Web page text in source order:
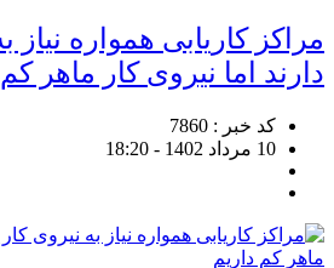
مراکز کاریابی همواره نیاز
دارند اما نیروی کار ماهر
کد خبر : 7860
10 مرداد 1402 - 18:20